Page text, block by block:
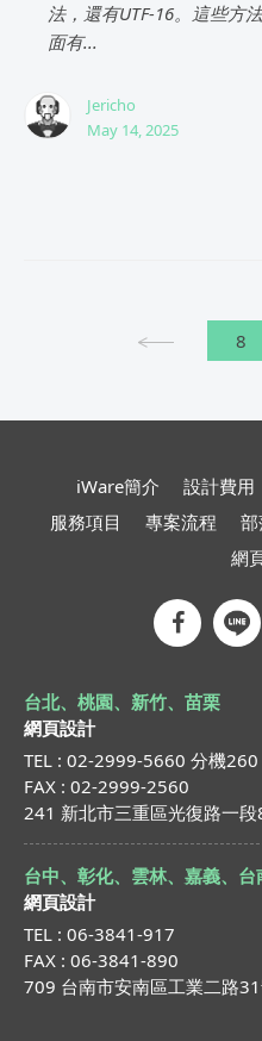
法，還有UTF-16。這些方
面有...
Jericho
May 14, 2025
iWare簡介 設計費用
服務項目
專案流程
網
台北、桃園、新竹、苗栗
網頁設計
TEL : 02-2999-5660 分機260
FAX : 02-2999-2560
241 新北市三重區光復路一
台中、彰化、雲林、嘉義、
網頁設計
TEL : 06-3841-917
FAX : 06-3841-890
709 台南市安南區工業二路